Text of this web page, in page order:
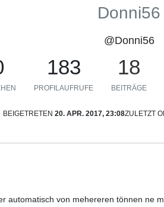
Donni56
@Donni56
183
PROFILAUFRUFE
18
BEITRÄGE
BEIGETRETEN 20. APR. 2017, 23:08ZULETZT
automatisch von mehereren tönnen ne